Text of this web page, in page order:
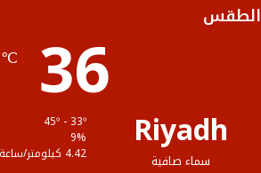
ق
R
الطقس
Riyadh
سماء صافية
36
℃
9%
4.42 كيلومتر/ساعة